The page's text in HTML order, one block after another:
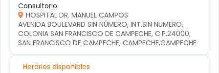
Consultorio
HOSPITAL DR. MANUEL CAMPOS
AVENIDA BOULEVARD SIN NÚMERO, INT.SIN NUMERO,
COLONIA SAN FRANCISCO DE CAMPECHE, C.P.24000,
SAN FRANCISCO DE CAMPECHE, CAMPECHE,CAMPECHE
Horarios disponibles